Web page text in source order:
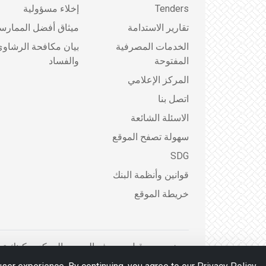
Tenders
تقارير الاستدامة
الخدمات المصرفية
المفتوحة
المركز الإعلامي
اتصل بنا
الاسئلة الشائعة
سهولة تصفح الموقع
SDG
قوانين وأنظمة البنك
خريطة الموقع
إخلاء مسؤولية
ميثاق أفضل
بيان مكافحة
والفساد
مرخص من قبل مصرف البحرين المركزي كبنك